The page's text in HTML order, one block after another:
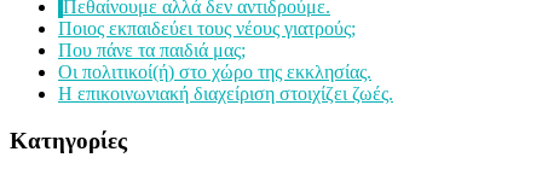
Πεθαίνουμε αλλά δεν αντιδρούμε.
Ποιος εκπαιδεύει τους νέους γιατρούς;
Που πάνε τα παιδιά μας;
Οι πολιτικοί(ή) στο χώρο της εκκλησίας.
Η επικοινωνιακή διαχείριση στοιχίζει ζωές.
Kατηγορίες